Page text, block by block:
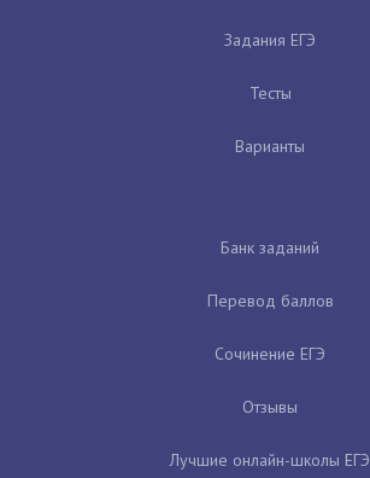
Задания ЕГЭ
Тесты
Варианты
Банк заданий
Перевод баллов
Сочинение ЕГЭ
Отзывы
Лучшие онлайн-школы ЕГЭ